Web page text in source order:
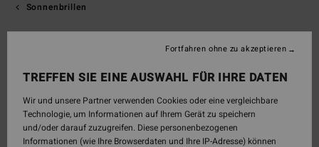
Sonnenbrillen
TREFFEN SIE EINE AUSWAHL FÜR IHRE DATEN
Wir und unsere Partner verwenden Cookies oder eine vergleichbare
Technologie, um Informationen auf Ihrem Gerät zu speichern
und/oder darauf zuzugreifen. Diese personenbezogenen
Informationen (wie Ihre Browserdaten und Ihre IP-Adresse) können
Fortfahren ohne zu akzeptieren